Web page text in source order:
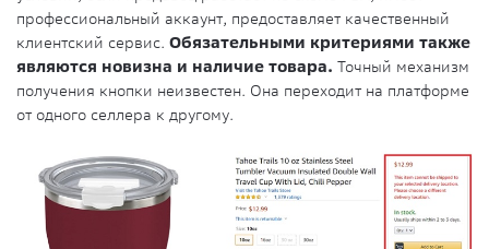
профессиональный аккаунт, предоставляет качественный
клиентский сервис. Обязательными критериями также
являются новизна и наличие товара. Точный механизм
получения кнопки неизвестен. Она переходит на платформе
от одного селлера к другому.